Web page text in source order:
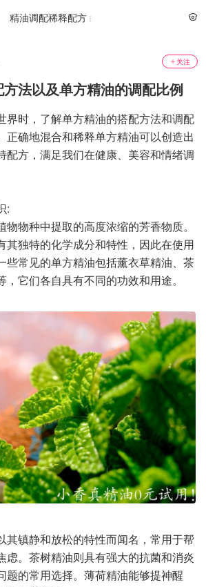
精油调配稀释配方
关注
法以及单方精油的调配比例
界时，了解单方精油的搭配方法和调配
正确地混合和稀释单方精油可以创造出
配方，满足我们在健康、美容和情绪调
:
物种中提取的高度浓缩的芳香物质。
其独特的化学成分和特性，因此在使用
些常见的单方精油包括薰衣草精油、茶
它们各自具有不同的功效和用途。
其镇静和放松的特性而闻名，常用于帮
虑。茶树精油则具有强大的抗菌和消炎
题的常用选择。薄荷精油能够提神醒